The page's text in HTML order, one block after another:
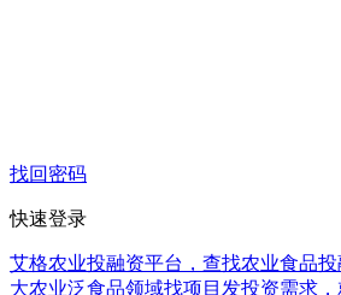
找回密码
快速登录
艾格农业投融资平台，查找农业食品
大农业泛食品领域找项目发投资需求